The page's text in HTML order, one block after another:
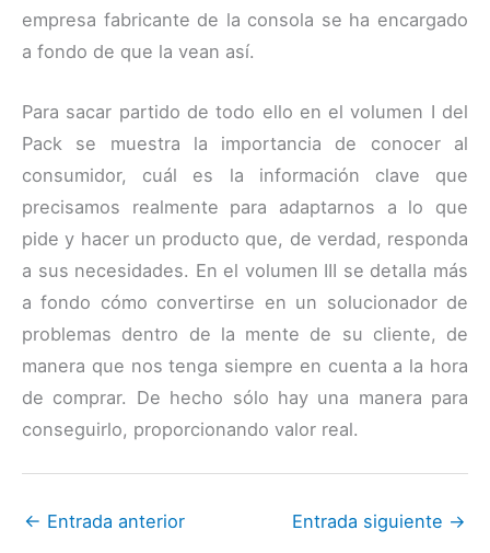
empresa fabricante de la consola se ha encargado
a fondo de que la vean así.
Para sacar partido de todo ello en el volumen I del
Pack se muestra la importancia de conocer al
consumidor, cuál es la información clave que
precisamos realmente para adaptarnos a lo que
pide y hacer un producto que, de verdad, responda
a sus necesidades. En el volumen III se detalla más
a fondo cómo convertirse en un solucionador de
problemas dentro de la mente de su cliente, de
manera que nos tenga siempre en cuenta a la hora
de comprar. De hecho sólo hay una manera para
conseguirlo, proporcionando valor real.
← Entrada anterior Entrada siguiente →